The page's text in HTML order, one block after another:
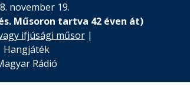
november 19.
Műsoron tartva 42 éven át)
ifjúsági műsor|
Hangjáték
Rádió